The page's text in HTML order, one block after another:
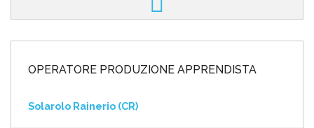
OPERATORE PRODUZIONE APPRENDISTA
Solarolo Rainerio (CR)